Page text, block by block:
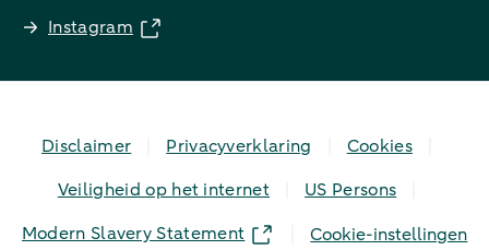
Instagram
Disclaimer Privacyverklaring
Cookies
Veiligheid op het internet
US Persons
Modern Slavery Statement
Cookie-instellingen